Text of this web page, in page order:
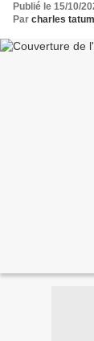
Publié le 15/10/
Par charles tatum